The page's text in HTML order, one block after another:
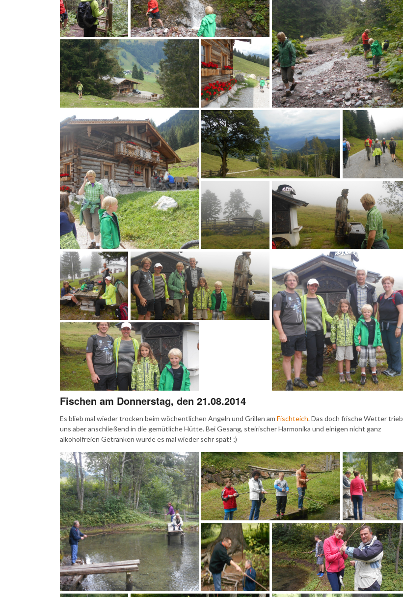
Fischen am Donnerstag, den 21.08.2014
Es blieb mal wieder trocken beim wöchentlichen Angeln und Grillen am Fischteich. Das doch frische Wetter trieb
uns aber anschließend in die gemütliche Hütte. Bei Gesang, steirischer Harmonika und einigen nicht ganz
alkoholfreien Getränken wurde es mal wieder sehr spät! ;)